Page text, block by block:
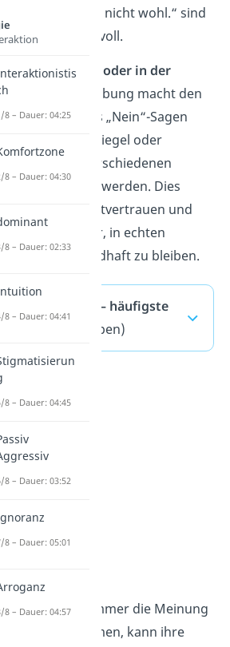
fühle mich damit nicht wohl.“ sind
und respektvoll.
dem Spiegel oder in der
üben:
Übung macht den
Das „Nein“-Sagen
kann vor dem Spiegel oder
gedanklich in verschiedenen
Szenarien geübt werden. Dies
erhöht das Selbstvertrauen und
macht es leichter, in echten
standhaft zu bleiben.
People Pleaser — häufigste
(ausklappen)
People Pleaser immer die Meinung
annehmen, kann ihre
8 – Dauer: 04:25
8 – Dauer: 04:30
8 – Dauer: 02:33
8 – Dauer: 04:41
8 – Dauer: 04:45
8 – Dauer: 03:52
8 – Dauer: 05:01
8 – Dauer: 04:57